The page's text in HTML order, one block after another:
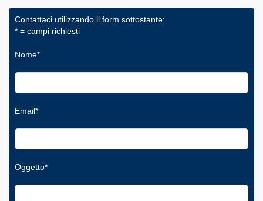
Contattaci utilizzando il form sottostante:
* = campi richiesti
Nome*
Email*
Oggetto*